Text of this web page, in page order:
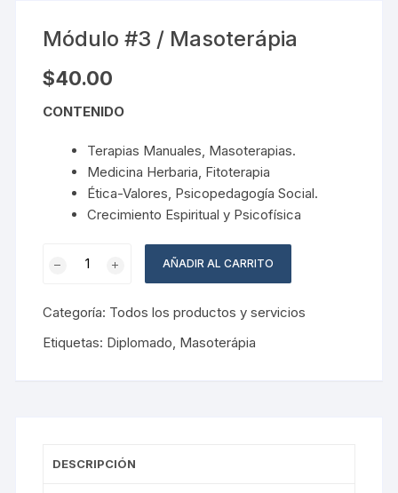
Módulo #3 / Masoterápia
$40.00
CONTENIDO
Terapias Manuales, Masoterapias.
Medicina Herbaria, Fitoterapia
Ética-Valores, Psicopedagogía Social.
Crecimiento Espiritual y Psicofísica
Masoterápia
cantidad
AÑADIR AL CARRITO
Categoría: Todos los productos y servicios
Etiquetas: Diplomado Masoterápia
DESCRIPCIÓN